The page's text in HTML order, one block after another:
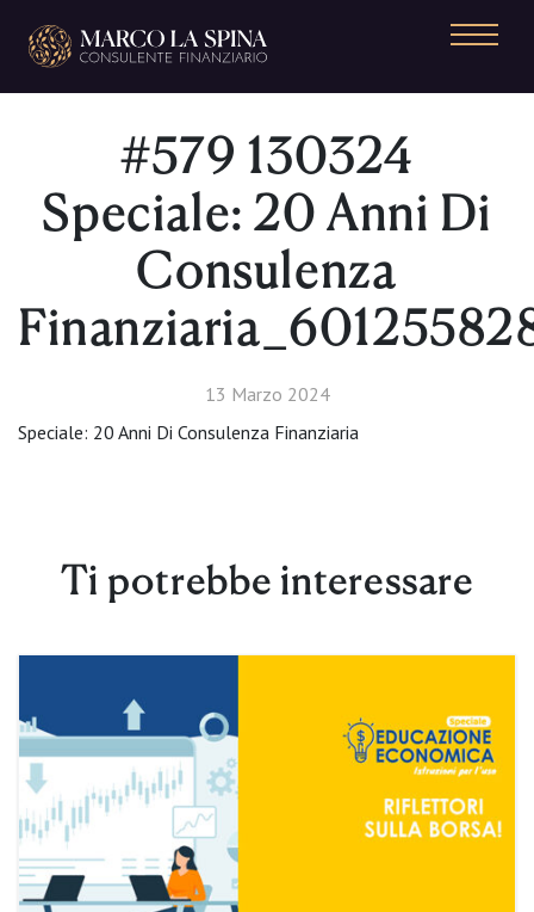
Navigazione principale
#579 130324
Speciale: 20 Anni Di
Consulenza
13 Marzo 2024
Speciale: 20 Anni Di Consulenza Finanziaria
Ti potrebbe interessare